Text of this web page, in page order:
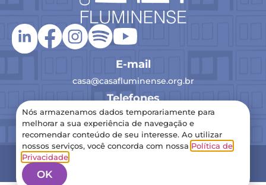
E-mail
casa@casafluminense.org.br
Telefones
(21) 2516-0193
2024 Casa Fluminense – Todos os direitos reservados
Nós armazenamos dados temporariamente para
melhorar a sua experiência de navegação e
recomendar conteúdo de seu interesse. Ao utilizar
nossos serviços, você concorda com nossa Política de
Privacidade.
OK